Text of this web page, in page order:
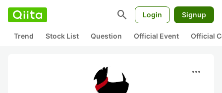
search Login Signup
Trend Stock List Question Official Event Official
more_horiz